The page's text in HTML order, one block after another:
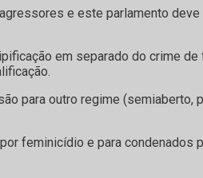
e este parlamento
em separado do crime
para outro regime (semiaberto,
feminicídio e para condenados